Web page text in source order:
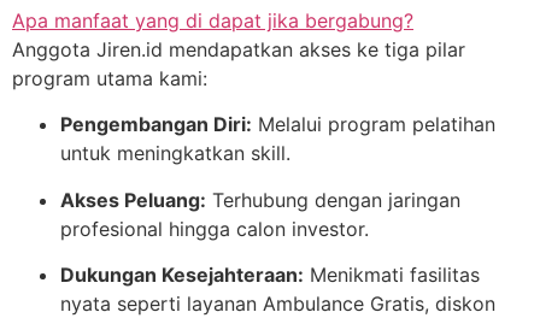
Apa manfaat yang di dapat jika bergabung?
Anggota Jiren.id mendapatkan akses ke tiga pilar
program utama kami:
Pengembangan Diri: Melalui program pelatihan
untuk meningkatkan skill.
Akses Peluang: Terhubung dengan jaringan
profesional hingga calon investor.
Dukungan Kesejahteraan: Menikmati fasilitas
nyata seperti layanan Ambulance Gratis, diskon